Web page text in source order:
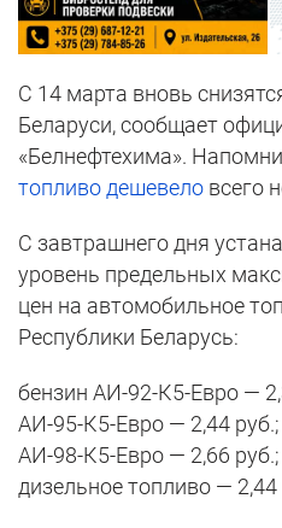
С 14 марта вновь
Беларуси, сообщает
«Белнефтехима».
топливо дешевело всего
С завтрашнего дня
уровень предельных
цен на автомобильное
Республики Беларусь:
бензин АИ-92-К5-Евро —
АИ-95-К5-Евро — 2,44 руб.;
АИ-98-К5-Евро — 2,66 руб.;
дизельное топливо — 2,44